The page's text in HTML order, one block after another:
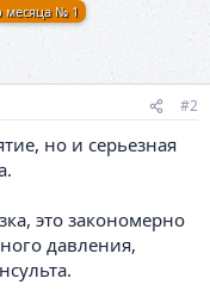
месяца № 1
#2
но и серьезная
это закономерно
давления,